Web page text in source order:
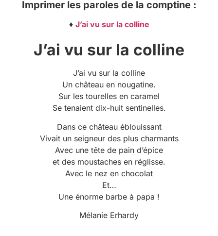
Imprimer les paroles de la comptine :
♦ J’ai vu sur la colline
J’ai vu sur la colline
J’ai vu sur la colline
Un château en nougatine.
Sur les tourelles en caramel
Se tenaient dix-huit sentinelles.
Dans ce château éblouissant
Vivait un seigneur des plus charmants
Avec une tête de pain d’épice
et des moustaches en réglisse.
Avec le nez en chocolat
Et…
Une énorme barbe à papa !
Mélanie Erhardy